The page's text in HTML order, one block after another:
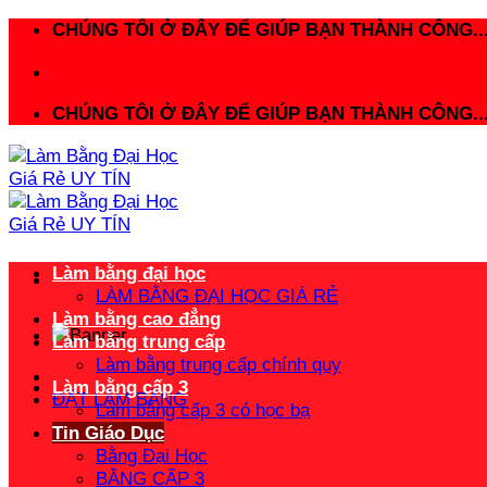
CHÚNG TÔI Ở ĐÂY ĐỂ GIÚP BẠN THÀNH
CHÚNG TÔI Ở ĐÂY ĐỂ GIÚP BẠN THÀNH
ĐẶT LÀM BẰNG
Làm bằng đại học
LÀM BẰNG ĐẠI HỌC GIÁ RẺ
Làm bằng cao đẳng
Làm bằng trung cấp
Làm bằng trung cấp chính quy
Làm bằng cấp 3
Làm bằng cấp 3 có học bạ
Tin Giáo Dục
Bằng Đại Học
BẰNG CẤP 3